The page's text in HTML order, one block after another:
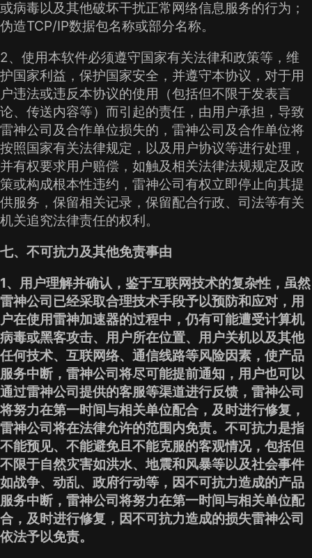
或病毒以及其他破坏干扰正常网络信息服务的行为；
伪造TCP/IP数据包名称或部分名称。
2、使用本软件必须遵守国家有关法律和政策等，维
护国家利益，保护国家安全，并遵守本协议，对于用
户违法或违反本协议的使用（包括但不限于发表言
论、传送内容等）而引起的责任，由用户承担，导致
雷神公司及合作单位损失的，雷神公司及合作单位将
按照国家有关法律规定，以及用户协议等进行处理，
并有权要求用户赔偿，如触及相关法律法规规定及政
策或构成根本性违约，雷神公司有权立即停止向其提
供服务，保留相关记录，保留配合行政、司法等有关
机关追究法律责任的权利。
七、不可抗力及其他免责事由
1、用户理解并确认，鉴于互联网技术的复杂性，虽然
雷神公司已经采取合理技术手段予以预防和应对，用
户在使用雷神加速器的过程中，仍有可能遭受计算机
病毒或黑客攻击、用户所在位置、用户关机以及其他
任何技术、互联网络、通信线路等风险因素，使产品
服务中断，雷神公司将尽可能提前通知，用户也可以
通过雷神公司提供的客服等渠道进行反馈，雷神公司
将努力在第一时间与相关单位配合，及时进行修复，
雷神公司将在法律允许的范围内免责。不可抗力是指
不能预见、不能避免且不能克服的客观情况，包括但
不限于自然灾害如洪水、地震和风暴等以及社会事件
如战争、动乱、政府行动等，因不可抗力造成的产品
服务中断，雷神公司将努力在第一时间与相关单位配
合，及时进行修复，因不可抗力造成的损失雷神公司
依法予以免责。